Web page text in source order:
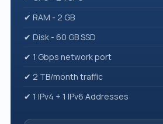
✔ RAM - 2 GB
✔ Disk - 60 GB SSD
✔ 1 Gbps network port
✔ 2 TB/month traffic
✔ 1 IPv4 + 1 IPv6 Addresses